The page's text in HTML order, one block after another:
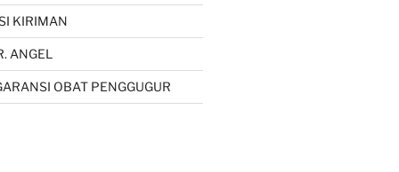
KIRIMAN
ANGEL
OBAT PENGGUGUR